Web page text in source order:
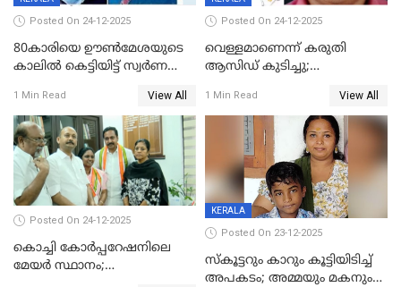
Posted On 24-12-2025
80കാരിയെ ഊൺമേശയുടെ
കാലിൽ കെട്ടിയിട്ട് സ്വർണവും
കൊച്ചുമകനും സുഹൃത്തും
അറസ്റ്റിൽ
1 Min Read View All
Posted On 24-12-2025
വെള്ളമാണെന്ന് കരുതി
ആസിഡ് കുടിച്ചു;
മരിച്ചു
1 Min Read View All
Posted On 24-12-2025
കൊച്ചി കോര്‍പ്പറേഷനിലെ
മേയര്‍ സ്ഥാനം;
KERALA
Posted On 23-12-2025
സ്കൂട്ടറും കാറും കൂട്ടിയിടിച്ച്
അപകടം; അമ്മയും മകനും